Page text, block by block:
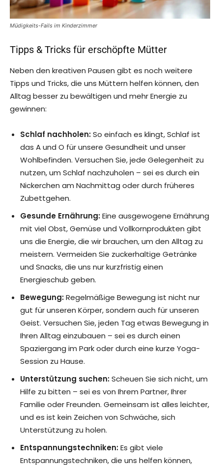
Müdigkeits-Fails im Kinderzimmer
Tipps & Tricks für erschöpfte Mütter
Neben den kreativen Pausen gibt es noch weitere
Tipps und Tricks, die uns Müttern helfen können, den
Alltag besser zu bewältigen und mehr Energie zu
gewinnen:
Schlaf nachholen:So einfach es klingt, Schlaf ist
das A und O für unsere Gesundheit und unser
Wohlbefinden. Versuchen Sie, jede Gelegenheit zu
nutzen, um Schlaf nachzuholen – sei es durch ein
Nickerchen am Nachmittag oder durch früheres
Zubettgehen.
Gesunde Ernährung:Eine ausgewogene Ernährung
mit viel Obst, Gemüse und Vollkornprodukten gibt
uns die Energie, die wir brauchen, um den Alltag zu
meistern. Vermeiden Sie zuckerhaltige Getränke
und Snacks, die uns nur kurzfristig einen
Energieschub geben.
Bewegung:Regelmäßige Bewegung ist nicht nur
gut für unseren Körper, sondern auch für unseren
Geist. Versuchen Sie, jeden Tag etwas Bewegung in
Ihren Alltag einzubauen – sei es durch einen
Spaziergang im Park oder durch eine kurze Yoga-
Session zu Hause.
Unterstützung suchen:Scheuen Sie sich nicht, um
Hilfe zu bitten – sei es von Ihrem Partner, Ihrer
Familie oder Freunden. Gemeinsam ist alles leichter,
und es ist kein Zeichen von Schwäche, sich
Unterstützung zu holen.
Entspannungstechniken:Es gibt viele
Entspannungstechniken, die uns helfen können,